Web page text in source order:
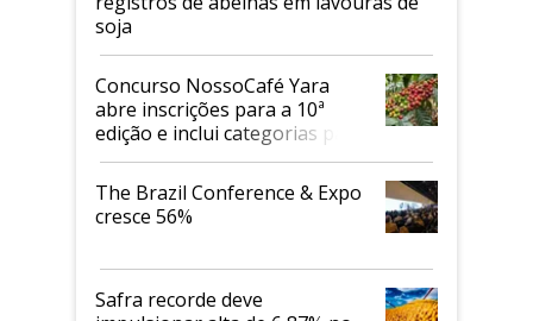
soja
Concurso NossoCafé Yara
abre inscrições para a 10ª
edição e inclui categorias para
cafés Canephora
The Brazil Conference & Expo
cresce 56%
Safra recorde deve